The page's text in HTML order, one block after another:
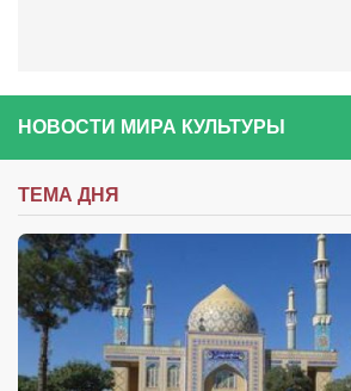
Сергей Степанов
Марина Фенота
Гостиная
Он и Она
Конкурсы
Фестиваль. Конкурс «Колибри» 2017
НОВОСТИ МИРА КУЛЬТУРЫ
ТЕМА ДНЯ